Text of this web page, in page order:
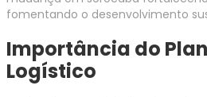
fomentando o desenvolvimento
Importância do
Logístico